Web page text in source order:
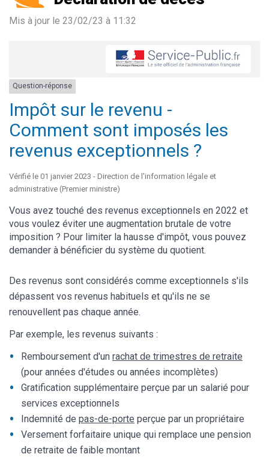
Mis à jour le 23/02/23 à 11:32
Question-réponse
Impôt sur le revenu -
Comment sont imposés les
revenus exceptionnels ?
Vérifié le 01 janvier 2023 - Direction de l'information légale et
administrative (Premier ministre)
Vous avez touché des revenus exceptionnels en 2022 et
vous voulez éviter une augmentation brutale de votre
imposition ? Pour limiter la hausse d'impôt, vous pouvez
demander à bénéficier du système du quotient.
Des revenus sont considérés comme exceptionnels s'ils
dépassent vos revenus habituels et qu'ils ne se
renouvellent pas chaque année.
Par exemple, les revenus suivants :
Remboursement d'un rachat de trimestres de retraite
(pour années d'études ou années incomplètes)
Gratification supplémentaire perçue par un salarié pour
services exceptionnels
Indemnité de pas-de-porte perçue par un propriétaire
Versement forfaitaire unique qui remplace une pension
de retraite de faible montant